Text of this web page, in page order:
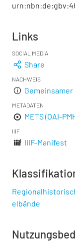
Links
SOCIAL MEDIA
Share
NACHWEIS
METADATEN
METS (OAI-
IIIF
IIIF-Manifest
elbände